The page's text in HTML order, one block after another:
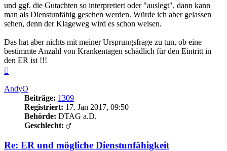
und ggf. die Gutachten so interpretiert oder "auslegt", dann kann
man als Dienstunfähig gesehen werden. Würde ich aber gelassen
sehen, denn der Klageweg wird es schon weisen.
Das hat aber nichts mit meiner Ursprungsfrage zu tun, ob eine
bestimmte Anzahl von Krankentagen schädlich für den Eintritt in
den ER ist !!!
AndyO
Beiträge: 1309
Registriert: 17. Jan 2017, 09:50
Behörde: DTAG a.D.
Geschlecht:
Re: ER und mögliche Dienstunfähigkeit